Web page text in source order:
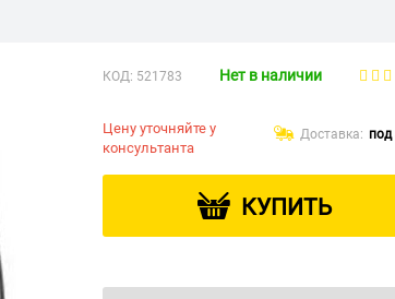
КОД: 521783 Нет в наличии
Цену уточняйте у
консультанта
Доставка: под
КУПИТЬ